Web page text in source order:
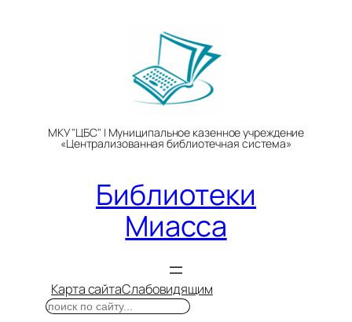
МКУ "ЦБС" | Муниципальное казенное учреждение
«Централизованная библиотечная система»
Библиотеки
Миасса
Карта сайтаСлабовидящим
Поиск